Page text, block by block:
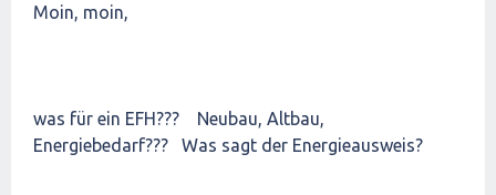
Moin, moin,
was für ein EFH??? Neubau, Altbau,
Energiebedarf??? Was sagt der Energieausweis?